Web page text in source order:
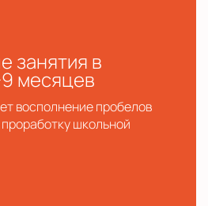
занятия в
месяцев
восполнение пробелов
школьной